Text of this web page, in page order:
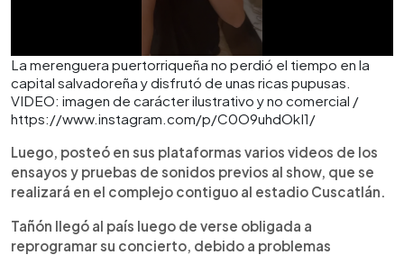
La merenguera puertorriqueña no perdió el tiempo en la
capital salvadoreña y disfrutó de unas ricas pupusas.
VIDEO: imagen de carácter ilustrativo y no comercial /
https://www.instagram.com/p/C0O9uhdOkI1/
Luego, posteó en sus plataformas varios videos de los
ensayos y pruebas de sonidos previos al show, que se
realizará en el complejo contiguo al estadio Cuscatlán.
Tañón llegó al país luego de verse obligada a
reprogramar su concierto, debido a problemas